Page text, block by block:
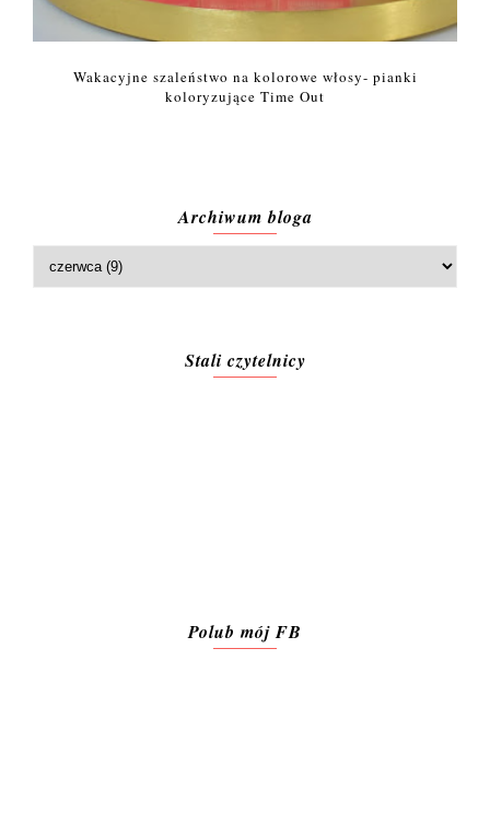
Wakacyjne szaleństwo na kolorowe włosy- pianki
koloryzujące Time Out
Archiwum bloga
Stali czytelnicy
Polub mój FB